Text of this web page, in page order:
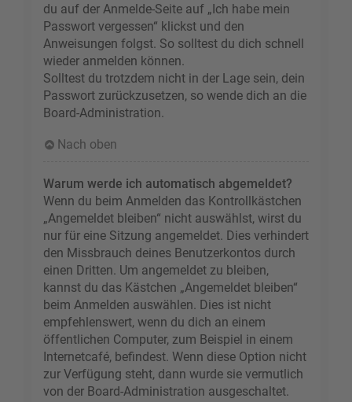
du auf der Anmelde-Seite auf „Ich habe mein
Passwort vergessen“ klickst und den
Anweisungen folgst. So solltest du dich schnell
wieder anmelden können.
Solltest du trotzdem nicht in der Lage sein, dein
Passwort zurückzusetzen, so wende dich an die
Board-Administration.
Nach oben
Warum werde ich automatisch abgemeldet?
Wenn du beim Anmelden das Kontrollkästchen
„Angemeldet bleiben“ nicht auswählst, wirst du
nur für eine Sitzung angemeldet. Dies verhindert
den Missbrauch deines Benutzerkontos durch
einen Dritten. Um angemeldet zu bleiben,
kannst du das Kästchen „Angemeldet bleiben“
beim Anmelden auswählen. Dies ist nicht
empfehlenswert, wenn du dich an einem
öffentlichen Computer, zum Beispiel in einem
Internetcafé, befindest. Wenn diese Option nicht
zur Verfügung steht, dann wurde sie vermutlich
von der Board-Administration ausgeschaltet.